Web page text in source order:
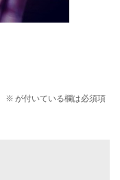
※ が付いている欄は必須項